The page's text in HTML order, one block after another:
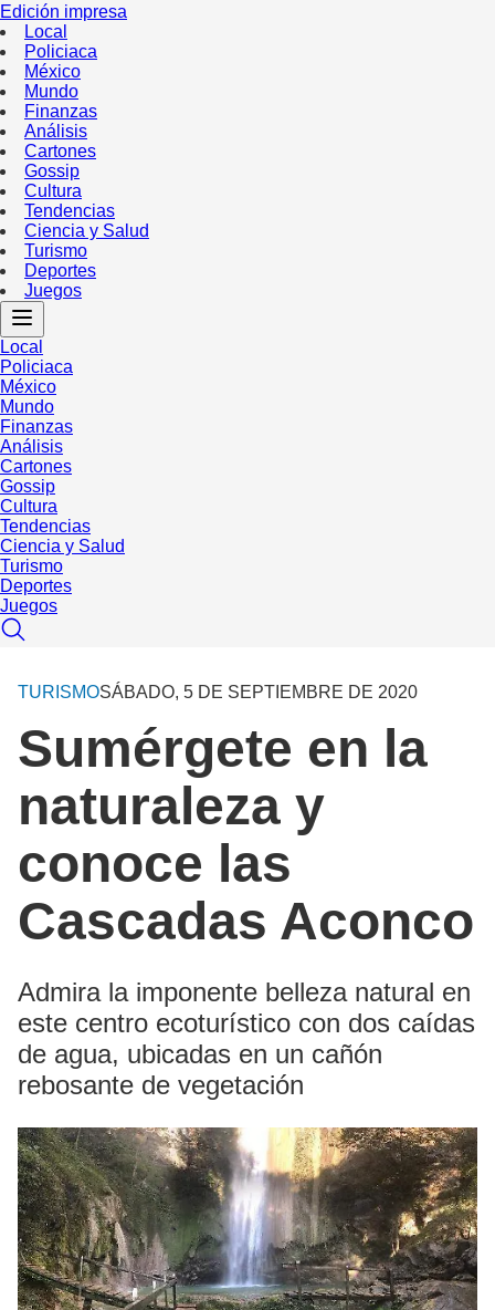
Edición impresa
Local
Policiaca
México
Mundo
Finanzas
Análisis
Cartones
Gossip
Cultura
Tendencias
Ciencia y Salud
Turismo
Deportes
Juegos
Local
Policiaca
México
Mundo
Finanzas
Análisis
Cartones
Gossip
Cultura
Tendencias
Ciencia y Salud
Turismo
Deportes
Juegos
TURISMOSÁBADO, 5 DE SEPTIEMBRE DE 2020
Sumérgete en la
naturaleza y
conoce las
Cascadas Aconco
Admira la imponente belleza natural en
este centro ecoturístico con dos caídas
de agua, ubicadas en un cañón
rebosante de vegetación